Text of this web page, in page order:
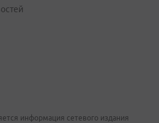
информация сетевого издания